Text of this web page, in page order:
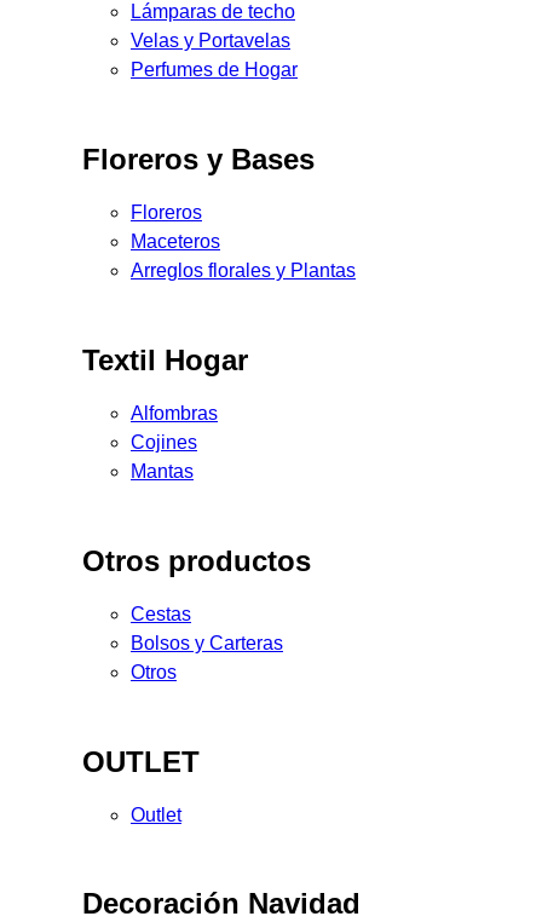
Lámparas de techo
Velas y Portavelas
Perfumes de Hogar
Floreros y Bases
Floreros
Maceteros
Arreglos florales y Plantas
Textil Hogar
Alfombras
Cojines
Mantas
Otros productos
Cestas
Bolsos y Carteras
Otros
OUTLET
Outlet
Decoración Navidad